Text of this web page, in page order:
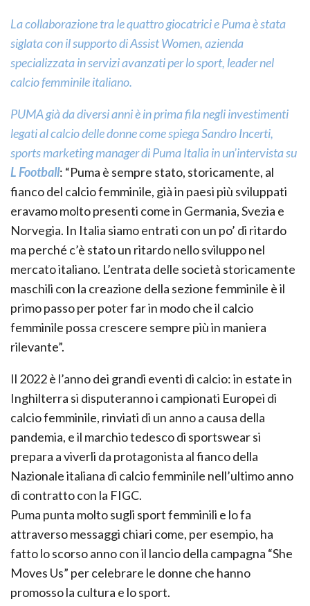
La collaborazione tra le quattro giocatrici e Puma è stata
siglata con il supporto di Assist Women, azienda
specializzata in servizi avanzati per lo sport, leader nel
calcio femminile italiano.
PUMA già da diversi anni è in prima fila negli investimenti
legati al calcio delle donne come spiega Sandro Incerti,
sports marketing manager di Puma Italia in un’intervista su
L Football: “Puma è sempre stato, storicamente, al
fianco del calcio femminile, già in paesi più sviluppati
eravamo molto presenti come in Germania, Svezia e
Norvegia. In Italia siamo entrati con un po’ di ritardo
ma perché c’è stato un ritardo nello sviluppo nel
mercato italiano. L’entrata delle società storicamente
maschili con la creazione della sezione femminile è il
primo passo per poter far in modo che il calcio
femminile possa crescere sempre più in maniera
rilevante”.
Il 2022 è l’anno dei grandi eventi di calcio: in estate in
Inghilterra si disputeranno i campionati Europei di
calcio femminile, rinviati di un anno a causa della
pandemia, e il marchio tedesco di sportswear si
prepara a viverli da protagonista al fianco della
Nazionale italiana di calcio femminile nell’ultimo anno
di contratto con la FIGC.
Puma punta molto sugli sport femminili e lo fa
attraverso messaggi chiari come, per esempio, ha
fatto lo scorso anno con il lancio della campagna “She
Moves Us” per celebrare le donne che hanno
promosso la cultura e lo sport.